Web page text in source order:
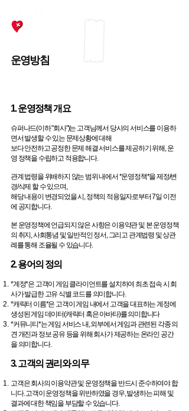
운영방침
1. 운영정책 개요
슈퍼나드(이하 "회사")는 고객님께서 당사의 서비스를 이용하
면서 발생할 수 있는 문제상황에 대해
보다 안전하고 공정한 문제 해결 서비스를 제공하기 위해, 운
영 정책을 수립하고 적용합니다.
관계 법령을 위배하지 않는 범위 내에서 *운영정책*을 제정/변
경/삭제 할 수 있으며,
해당 내용이 변경되었을 시, 정책의 적용일자로부터 7일 이전
에 공지합니다.
본 운영정책에 언급되지 않은 사항은 이용약관 및 본 운영정책
의 취지, 사회통념 및 일반적인 정서, 그리고 관계법령 및 상관
례를 통해 조율될 수 있습니다.
2. 용어의 정의
*계정*은 고객이 게임 클라이언트를 설치하여 최초 접속 시 회
사가 발급한 고유 식별 코드를 의미합니다.
*캐릭터 이름*은 고객이 게임 내에서 고객을 대표하는 계정에
생성된 게임 데이터(캐릭터 혹은 아바타)를 의미합니다
*커뮤니티*는 게임 서비스 내, 외부에서 게임과 관련된 각종 의
견 개진과 정보 공유 등을 위해 회사가 제공하는 온라인 공간
을 의미합니다.
3. 고객의 권리와 의무
고객은 회사의 이용약관 및 운영정책을 반드시 준수하여야 합
니다. 고객이 운영정책을 위반하였을 경우, 발생하는 피해 및
결과에 대한 책임을 부담할 수 있습니다.